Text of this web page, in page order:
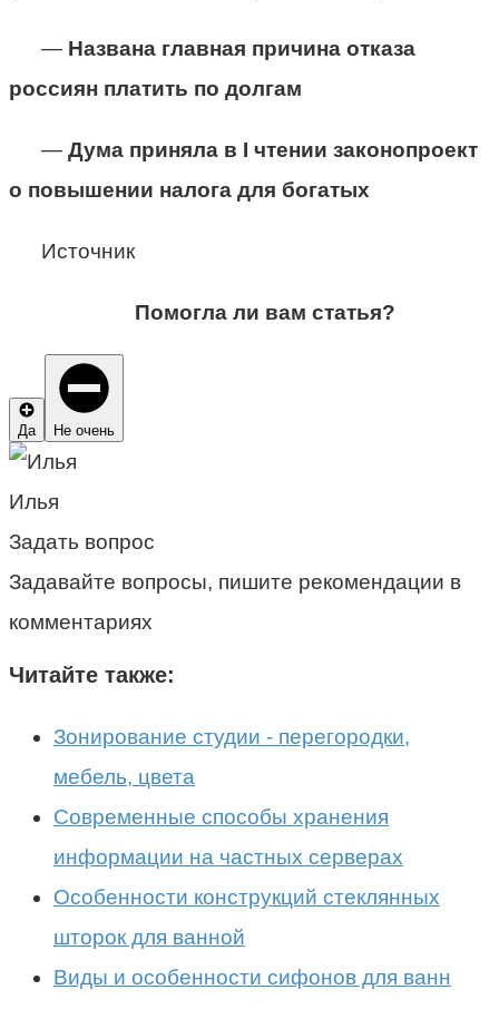
— Названа главная причина отказа
россиян платить по долгам
— Дума приняла в I чтении законопроект
о повышении налога для богатых
Источник
Помогла ли вам статья?
Да Не очень
Илья
Задать вопрос
Задавайте вопросы, пишите рекомендации в
комментариях
Читайте также:
Зонирование студии - перегородки,
мебель, цвета
Современные способы хранения
информации на частных серверах
Особенности конструкций стеклянных
шторок для ванной
Виды и особенности сифонов для ванн